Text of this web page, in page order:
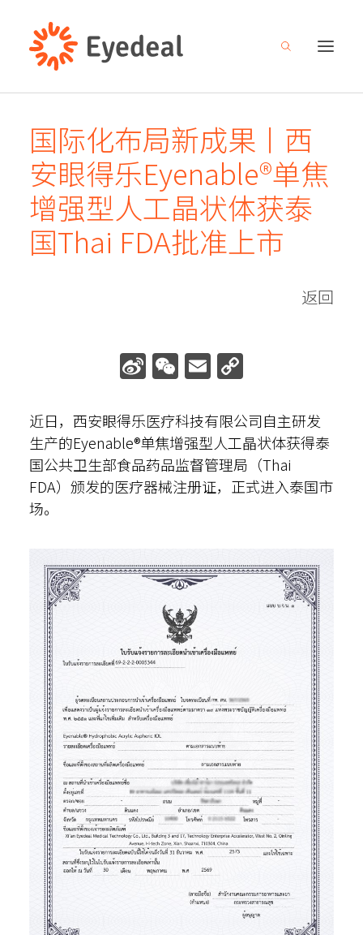
关于我们
产品管线
研发创新
新闻中心
内部邮箱
国际化布局新成果丨西
安眼得乐Eyenable®单焦
增强型人工晶状体获泰
国Thai FDA批准上市
返回
SinaWeChat
Email
近日，西安眼得乐医疗科技有限公司自主研发
生产的Eyenable®单焦增强型人工晶状体获得泰
国公共卫生部食品药品监督管理局（Thai
FDA）颁发的医疗器械注册证，正式进入泰国市
场。